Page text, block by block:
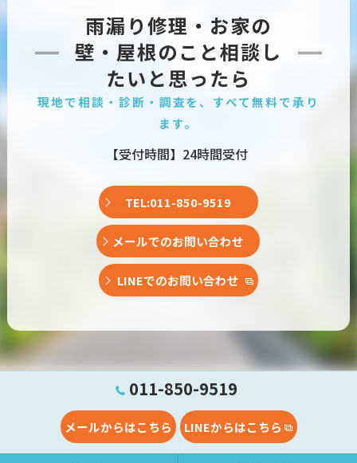
現地で相談・診断・調査を、すべて無料で承り
ます。
雨漏り修理・お家の
壁・屋根のこと相談し
たいと思ったら
【受付時間】24時間受付
TEL:011-850-9519
メールでのお問い合わせ
LINEでのお問い合わせ
011-850-9519
メールからはこちら LINEからはこちら